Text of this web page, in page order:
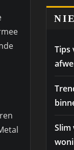
Tips
Slim